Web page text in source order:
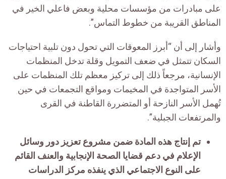
على مبادرات من مؤسسات محلية وبعض فاعلي الخير في
المناطق القريبة من خطوط التماس”.
وأشار إلى أن “أبرز المعوقات التي تحول دون تلبية احتياجات
السكان تتمثل في ضعف التمويل وقلة تدخل المنظمات
الإنسانية، مرجعاً ذلك إلى تركيز معظم تلك المنظمات على
الأسر المتواجدة في المخيمات ومواقع التجمعات في حين
تُهمل الأسر النازحة أو المتضررة القاطنة في القرى
والمرتفعات الجبلية”.
تم إنتاج هذه المادة ضمن مشروع تعزيز دور وسائل
الإعلام في دعم قضايا الصحة الإنجابية والعنف القائم
على النوع الاجتماعي الذي ينفذه مركز الدراسات